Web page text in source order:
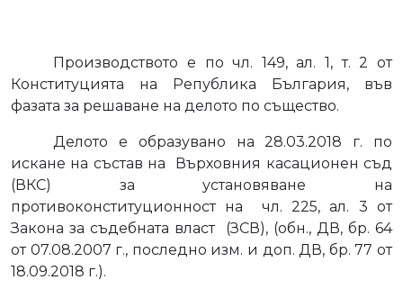
Производството е по чл. 149, ал. 1, т. 2 от
Конституцията на Република България, във
фазата за решаване на делото по същество.
Делото е образувано на 28.03.2018 г. по
искане на състав на
Върховния касационен съд
(ВКС) за установяване на
противоконституционност на
чл. 225, ал. 3 от
Закона за съдебната власт
(ЗСВ), (обн., ДВ, бр. 64
от 07.08.2007 г., последно изм. и доп. ДВ, бр. 77 от
18.09.2018 г.).